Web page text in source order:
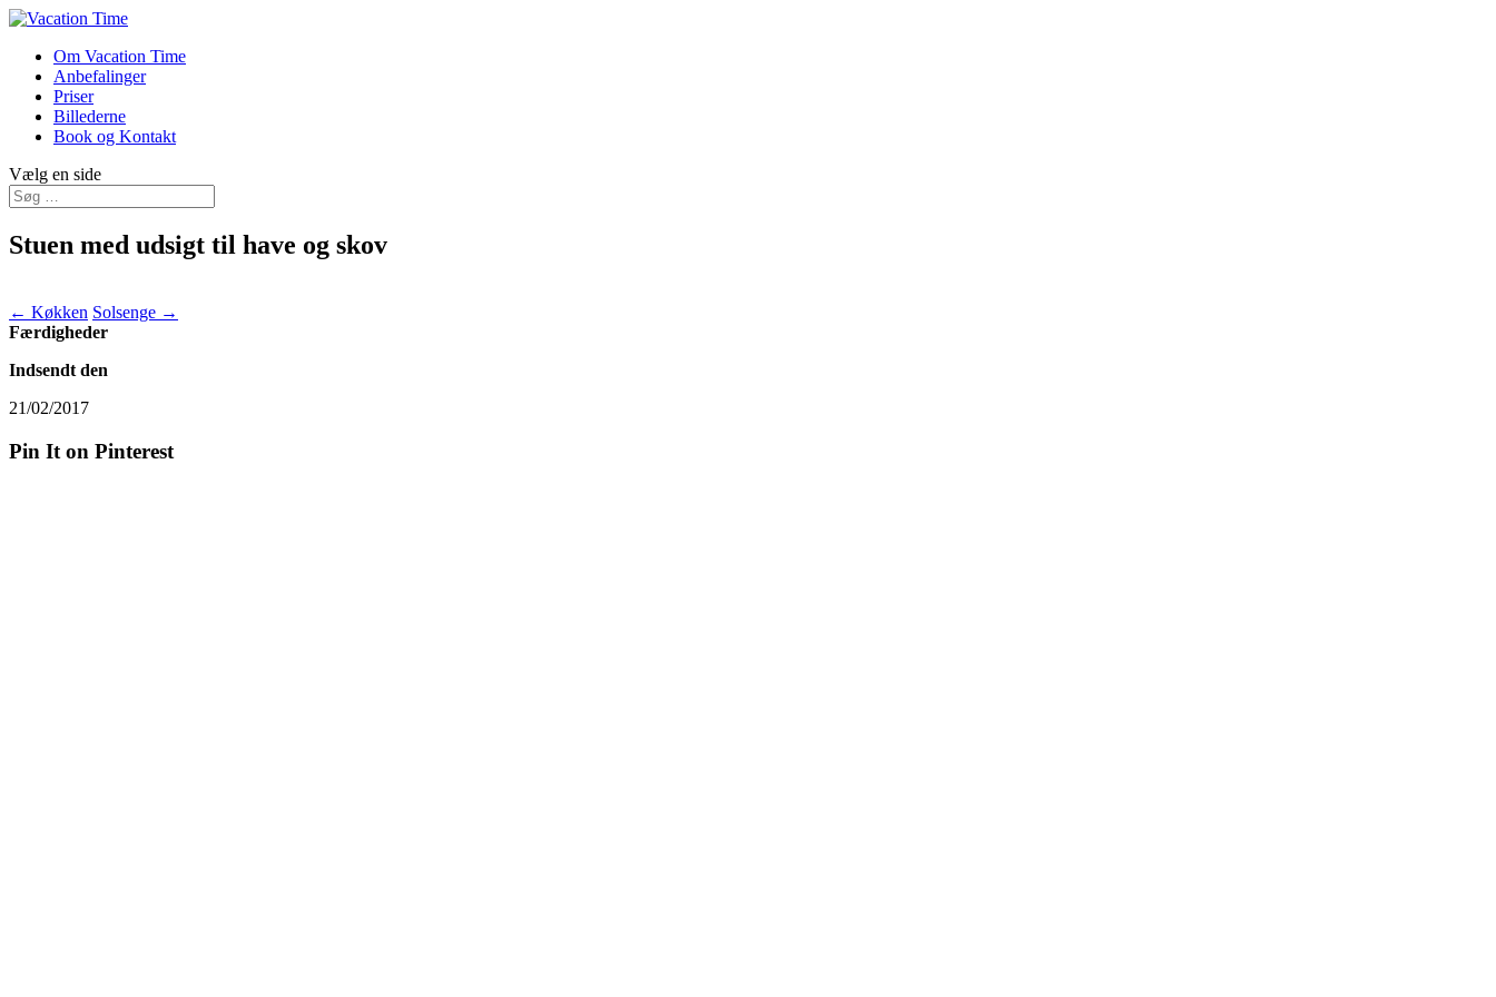
Om Vacation Time
Anbefalinger
Priser
Billederne
Book og Kontakt
Vælg en side
Stuen med udsigt til have og skov
← Køkken Solsenge →
Færdigheder
Indsendt den
21/02/2017
Pin It on Pinterest